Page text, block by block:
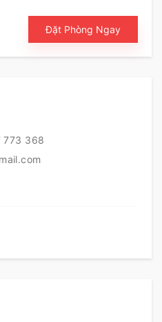
Đặt Phòng Ngay
773 368